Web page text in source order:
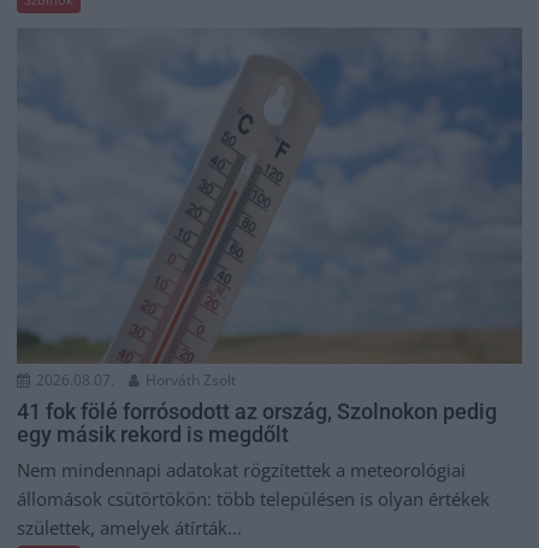
2026.08.07. Horváth Zsolt
41 fok fölé forrósodott az ország, Szolnokon pedig
egy másik rekord is megdőlt
Nem mindennapi adatokat rögzítettek a meteorológiai
állomások csütörtökön: több településen is olyan értékek
születtek, amelyek átírták...